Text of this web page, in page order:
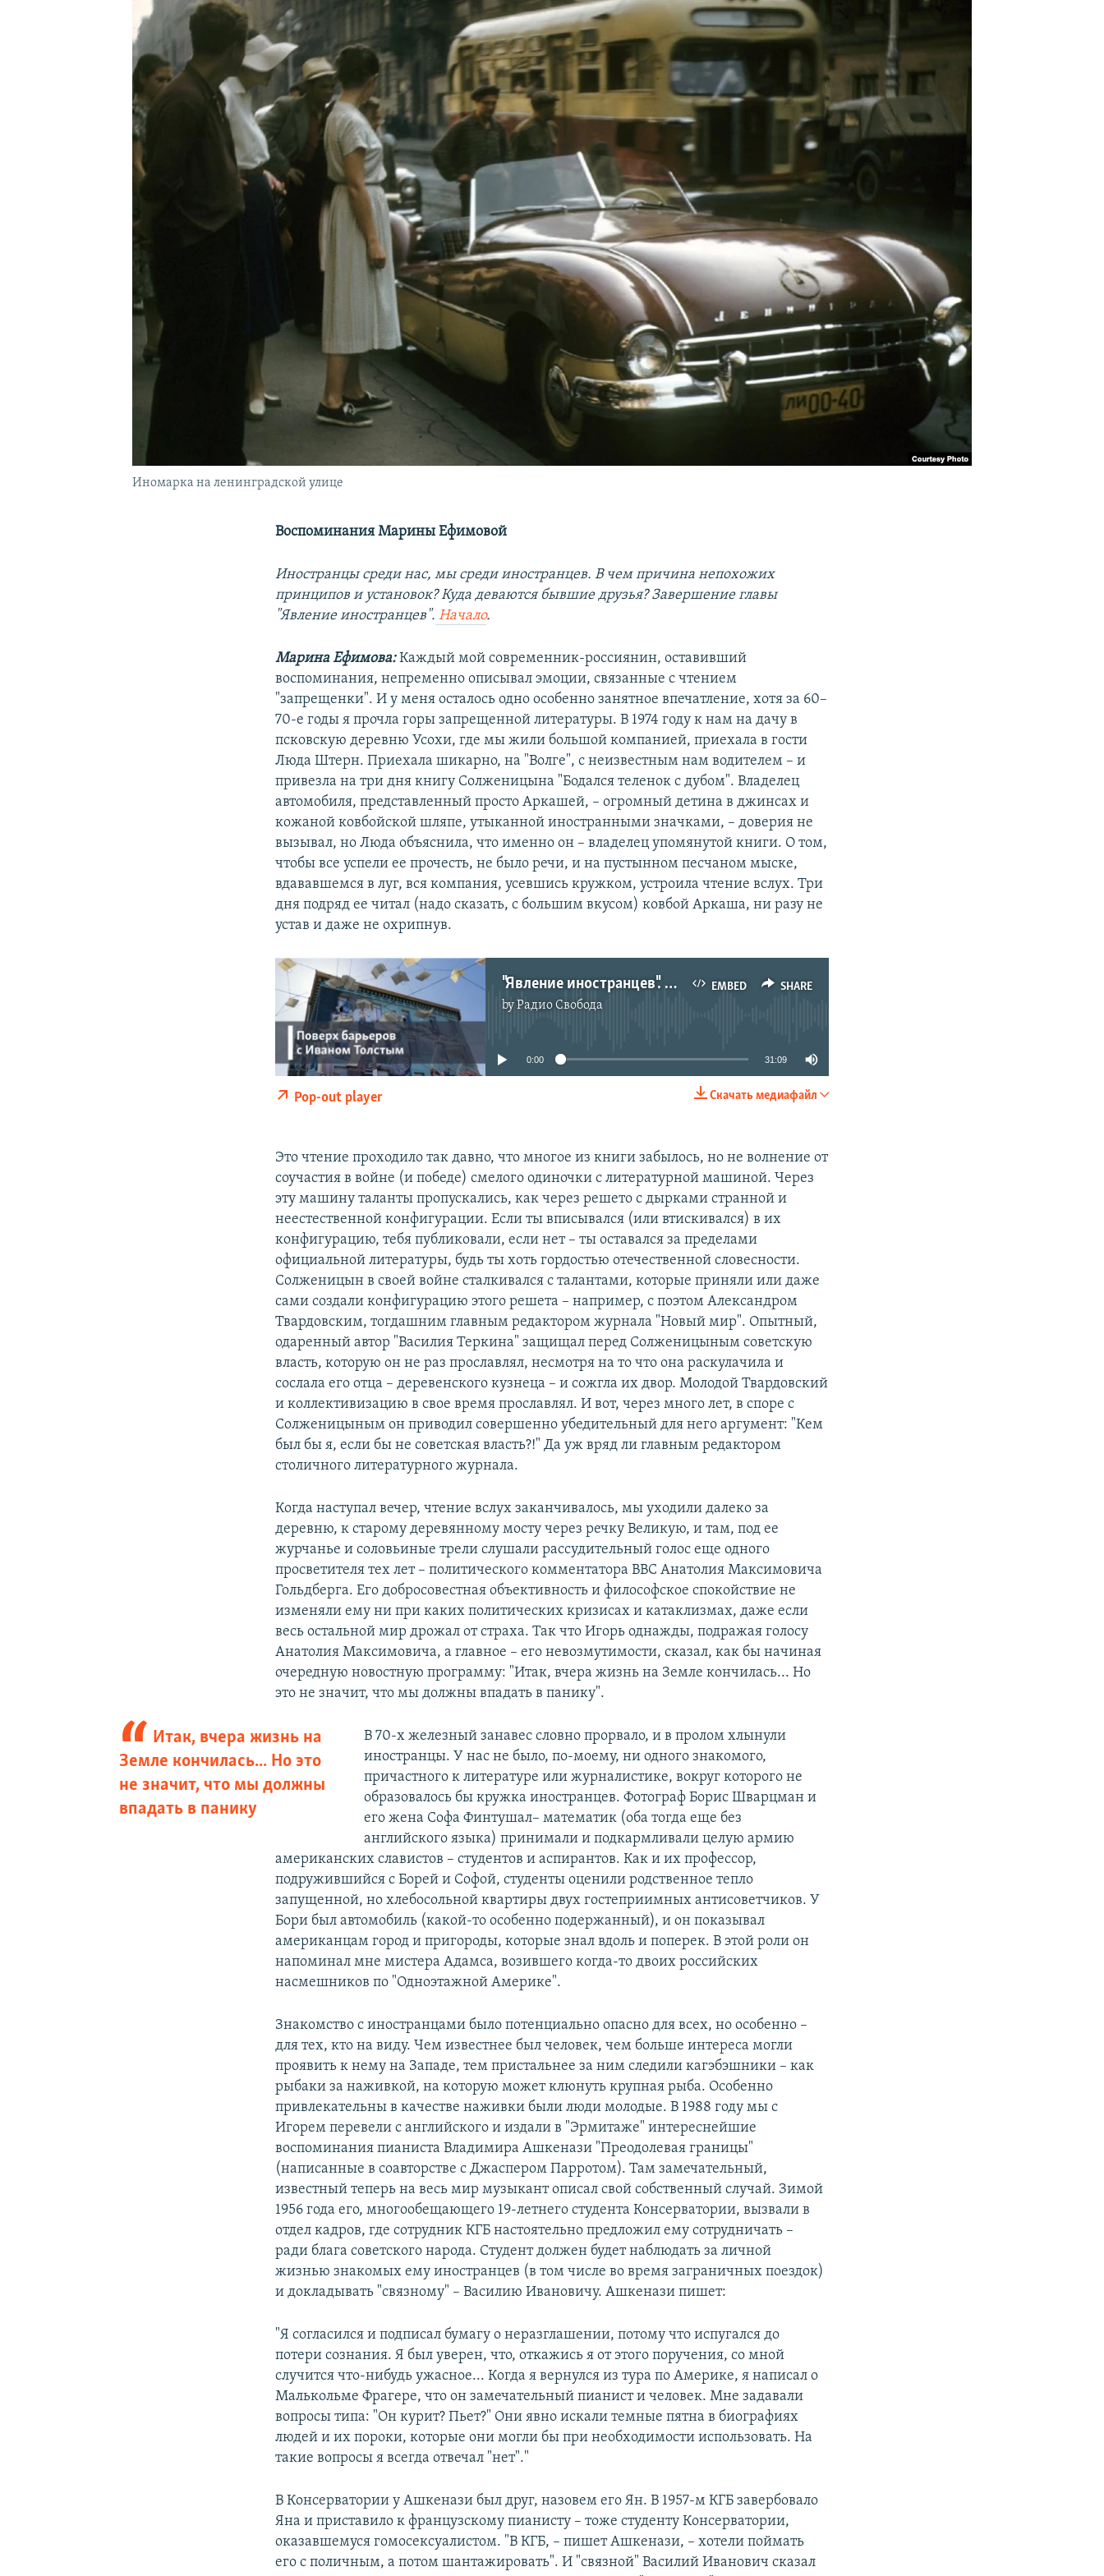
ПОДПИШИТЕСЬ НА РАССЫЛКУ
Иномарка на ленинградской улице
Воспоминания Марины Ефимовой
Иностранцы среди нас, мы среди иностранцев. В чем причина непохожих
принципов и установок? Куда деваются бывшие друзья? Завершение главы
"Явление иностранцев". Начало.
Марина Ефимова:Каждый мой современник-россиянин, оставивший
воспоминания, непременно описывал эмоции, связанные с чтением
"запрещенки". И у меня осталось одно особенно занятное впечатление, хотя за 60–
70-е годы я прочла горы запрещенной литературы. В 1974 году к нам на дачу в
псковскую деревню Усохи, где мы жили большой компанией, приехала в гости
Люда Штерн. Приехала шикарно, на "Волге", с неизвестным нам водителем – и
привезла на три дня книгу Солженицына "Бодался теленок с дубом". Владелец
автомобиля, представленный просто Аркашей, – огромный детина в джинсах и
кожаной ковбойской шляпе, утыканной иностранными значками, – доверия не
вызывал, но Люда объяснила, что именно он – владелец упомянутой книги. О том,
чтобы все успели ее прочесть, не было речи, и на пустынном песчаном мыске,
вдававшемся в луг, вся компания, усевшись кружком, устроила чтение вслух. Три
дня подряд ее читал (надо сказать, с большим вкусом) ковбой Аркаша, ни разу не
устав и даже не охрипнув.
EMBED SHARE
"Явление иностранцев". Окончание главы
byРадио Свобода
SHARE
No media source currently available
0:00 31:09
Скачать медиафайл
Pop-out player
Это чтение проходило так давно, что многое из книги забылось, но не волнение от
соучастия в войне (и победе) смелого одиночки с литературной машиной. Через
эту машину таланты пропускались, как через решето с дырками странной и
неестественной конфигурации. Если ты вписывался (или втискивался) в их
конфигурацию, тебя публиковали, если нет – ты оставался за пределами
официальной литературы, будь ты хоть гордостью отечественной словесности.
Солженицын в своей войне сталкивался с талантами, которые приняли или даже
сами создали конфигурацию этого решета – например, с поэтом Александром
Твардовским, тогдашним главным редактором журнала "Новый мир". Опытный,
одаренный автор "Василия Теркина" защищал перед Солженицыным советскую
власть, которую он не раз прославлял, несмотря на то что она раскулачила и
сослала его отца – деревенского кузнеца – и сожгла их двор. Молодой Твардовский
и коллективизацию в свое время прославлял. И вот, через много лет, в споре с
Солженицыным он приводил совершенно убедительный для него аргумент: "Кем
был бы я, если бы не советская власть?!" Да уж вряд ли главным редактором
столичного литературного журнала.
Когда наступал вечер, чтение вслух заканчивалось, мы уходили далеко за
деревню, к старому деревянному мосту через речку Великую, и там, под ее
журчанье и соловьиные трели слушали рассудительный голос еще одного
просветителя тех лет – политического комментатора BBC Анатолия Максимовича
Гольдберга. Его добросовестная объективность и философское спокойствие не
изменяли ему ни при каких политических кризисах и катаклизмах, даже если
весь остальной мир дрожал от страха. Так что Игорь однажды, подражая голосу
Анатолия Максимовича, а главное – его невозмутимости, сказал, как бы начиная
очередную новостную программу: "Итак, вчера жизнь на Земле кончилась... Но
это не значит, что мы должны впадать в панику".
Итак, вчера жизнь на
Земле кончилась... Но это
не значит, что мы должны
впадать в панику
В 70-х железный занавес словно прорвало, и в пролом хлынули
иностранцы. У нас не было, по-моему, ни одного знакомого,
причастного к литературе или журналистике, вокруг которого не
образовалось бы кружка иностранцев. Фотограф Борис Шварцман и
его жена Софа Финтушал– математик (оба тогда еще без
английского языка) принимали и подкармливали целую армию
американских славистов – студентов и аспирантов. Как и их профессор,
подружившийся с Борей и Софой, студенты оценили родственное тепло
запущенной, но хлебосольной квартиры двух гостеприимных антисоветчиков. У
Бори был автомобиль (какой-то особенно подержанный), и он показывал
американцам город и пригороды, которые знал вдоль и поперек. В этой роли он
напоминал мне мистера Адамса, возившего когда-то двоих российских
насмешников по "Одноэтажной Америке".
Знакомство с иностранцами было потенциально опасно для всех, но особенно –
для тех, кто на виду. Чем известнее был человек, чем больше интереса могли
проявить к нему на Западе, тем пристальнее за ним следили кагэбэшники – как
рыбаки за наживкой, на которую может клюнуть крупная рыба. Особенно
привлекательны в качестве наживки были люди молодые. В 1988 году мы с
Игорем перевели с английского и издали в "Эрмитаже" интереснейшие
воспоминания пианиста Владимира Ашкенази "Преодолевая границы"
(написанные в соавторстве с Джаспером Парротом). Там замечательный,
известный теперь на весь мир музыкант описал свой собственный случай. Зимой
1956 года его, многообещающего 19-летнего студента Консерватории, вызвали в
отдел кадров, где сотрудник КГБ настоятельно предложил ему сотрудничать –
ради блага советского народа. Студент должен будет наблюдать за личной
жизнью знакомых ему иностранцев (в том числе во время заграничных поездок)
и докладывать "связному" – Василию Ивановичу. Ашкенази пишет:
"Я согласился и подписал бумагу о неразглашении, потому что испугался до
потери сознания. Я был уверен, что, откажись я от этого поручения, со мной
случится что-нибудь ужасное... Когда я вернулся из тура по Америке, я написал о
Малькольме Фрагере, что он замечательный пианист и человек. Мне задавали
вопросы типа: "Он курит? Пьет?" Они явно искали темные пятна в биографиях
людей и их пороки, которые они могли бы при необходимости использовать. На
такие вопросы я всегда отвечал "нет"."
В Консерватории у Ашкенази был друг, назовем его Ян. В 1957-м КГБ завербовало
Яна и приставило к французскому пианисту – тоже студенту Консерватории,
оказавшемуся гомосексуалистом. "В КГБ, – пишет Ашкенази, – хотели поймать
его с поличным, а потом шантажировать". И "связной" Василий Иванович сказал